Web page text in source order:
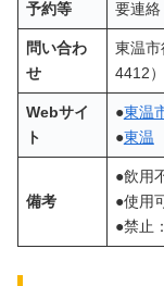
予約等 要連
問い合わ
せ
東温
4412）
Webサイ
ト
●東温
●東温
備考
●飲用
●使用
●禁止